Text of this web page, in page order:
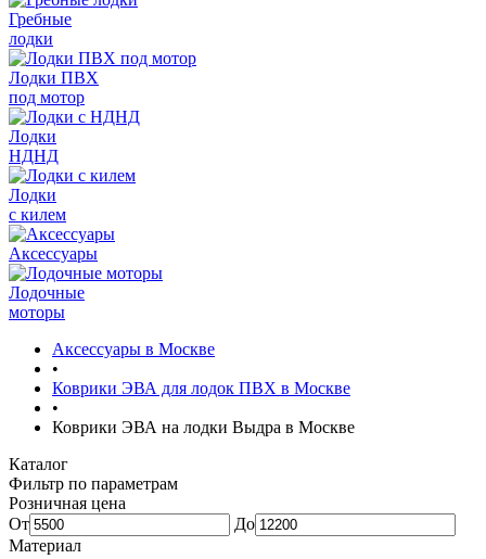
Гребные
лодки
Лодки ПВХ
под мотор
Лодки
НДНД
Лодки
с килем
Аксессуары
Лодочные
моторы
Аксессуары в Москве
•
Коврики ЭВА для лодок ПВХ в Москве
•
Коврики ЭВА на лодки Выдра в Москве
Каталог
Фильтр по параметрам
Розничная цена
От
До
Материал